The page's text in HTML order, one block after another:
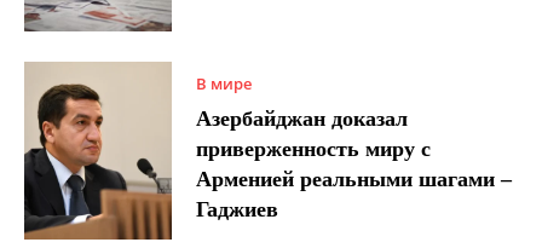
В мире
Азербайджан доказал
приверженность миру с
Арменией реальными шагами –
Гаджиев